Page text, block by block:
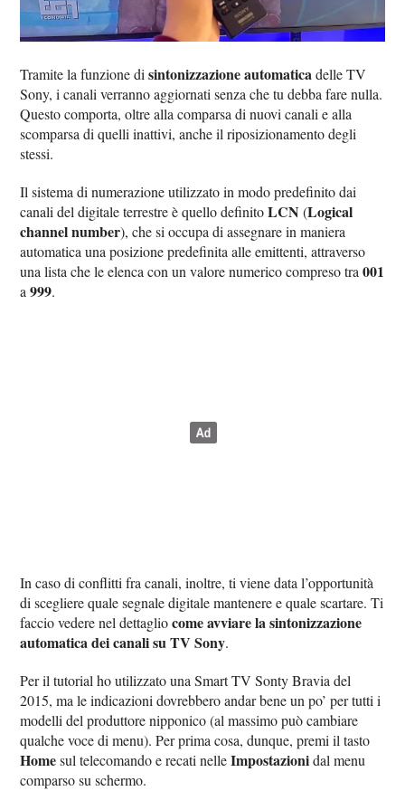
Tramite la funzione disintonizzazione automaticadelle TV
Sony, i canali verranno aggiornati senza che tu debba fare nulla.
Questo comporta, oltre alla comparsa di nuovi canali e alla
scomparsa di quelli inattivi, anche il riposizionamento degli
stessi.
Il sistema di numerazione utilizzato in modo predefinito dai
canali del digitale terrestre è quello definitoLCN (Logical
channel number), che si occupa di assegnare in maniera
automatica una posizione predefinita alle emittenti, attraverso
una lista che le elenca con un valore numerico compreso tra001
a999.
In caso di conflitti fra canali, inoltre, ti viene data l’opportunità
di scegliere quale segnale digitale mantenere e quale scartare. Ti
faccio vedere nel dettagliocome avviare la sintonizzazione
automatica dei canali su TV Sony.
Per il tutorial ho utilizzato una Smart TV Sonty Bravia del
2015, ma le indicazioni dovrebbero andar bene un po’ per tutti i
modelli del produttore nipponico (al massimo può cambiare
qualche voce di menu). Per prima cosa, dunque, premi il tasto
Homesul telecomando e recati nelleImpostazionidal menu
comparso su schermo.